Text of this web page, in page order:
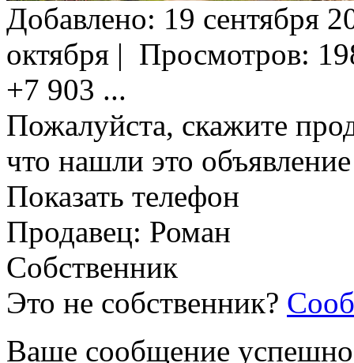
Добавлено: 19 сентября
октября | Просмотров:
+7 903 ...
Пожалуйста, скажите
что нашли это
Показать телефон
Продавец: Роман
Собственник
Это не собственник?
Ваше сообщение успешно